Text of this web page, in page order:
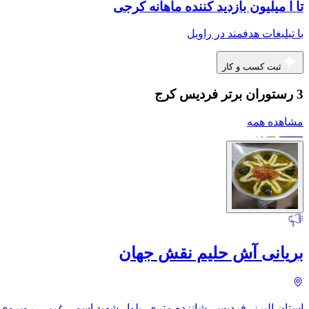
تا ا میلیون بازدید کننده ماهانه کرجی
با تبلیغات هدفمند در راویل
ثبت کسب و کار
3 رستوران برتر فردیس کرج
مشاهده همه
بریانی آش حلیم نقش جهان